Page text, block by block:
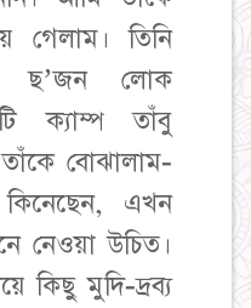
গেলাম। তিনি
ছ’জন লোক
ক্যাম্প তাঁবু
বোঝালাম-
এখন
নেওয়া উচিত।
কিছু মুদি-দ্রব্য